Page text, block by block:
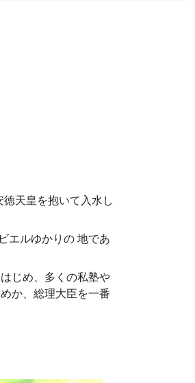
天皇を抱いて入水し
エルゆかりの 地であ
じめ、多くの私塾や
か、総理大臣を一番